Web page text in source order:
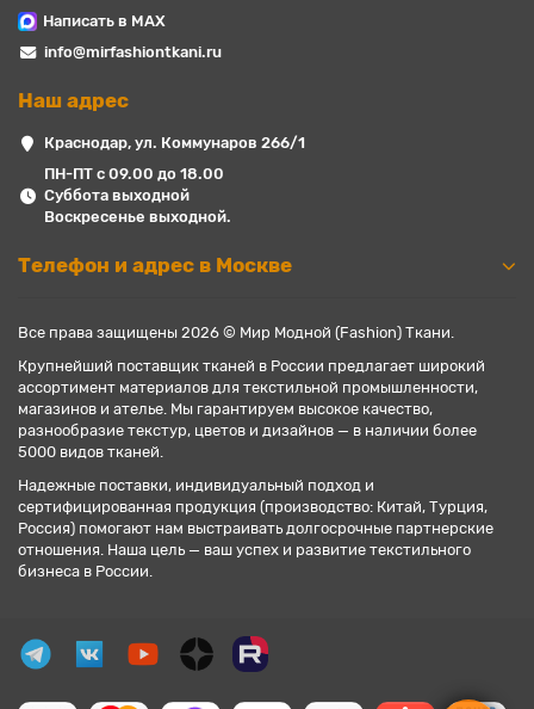
Написать в MAX
info@mirfashiontkani.ru
Наш адрес
Краснодар, ул. Коммунаров 266/1
ПН-ПТ с 09.00 до 18.00
Суббота выходной
Воскресенье выходной.
Телефон и адрес в Москве
Все права защищены 2026 © Мир Модной (Fashion) Ткани.
Крупнейший поставщик тканей в России предлагает широкий
ассортимент материалов для текстильной промышленности,
магазинов и ателье. Мы гарантируем высокое качество,
разнообразие текстур, цветов и дизайнов — в наличии более
5000 видов тканей.
Надежные поставки, индивидуальный подход и
сертифицированная продукция (производство: Китай, Турция,
Россия) помогают нам выстраивать долгосрочные партнерские
отношения. Наша цель — ваш успех и развитие текстильного
бизнеса в России.